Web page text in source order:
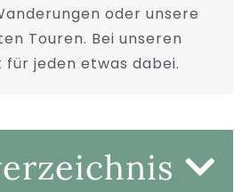
oder unsere
Touren. Bei unseren
jeden etwas dabei.